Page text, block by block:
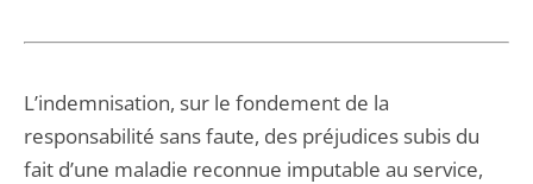
L’indemnisation, sur le fondement de la
responsabilité sans faute, des préjudices subis du
fait d’une maladie reconnue imputable au service,